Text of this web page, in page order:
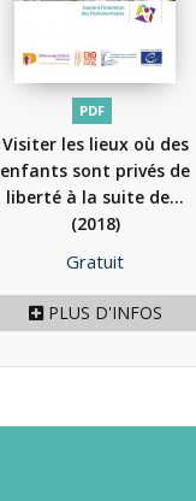
PDF
Visiter les lieux où des
enfants sont privés de
liberté à la suite de...
(2018)
Prix
Gratuit
PLUS D'INFOS